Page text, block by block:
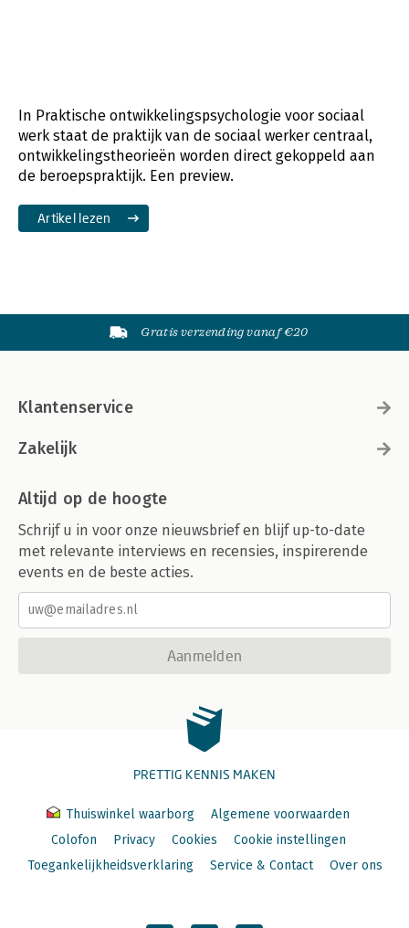
In Praktische ontwikkelingspsychologie voor sociaal
werk staat de praktijk van de sociaal werker centraal,
ontwikkelingstheorieën worden direct gekoppeld aan
de beroepspraktijk. Een preview.
Artikel lezen
Gratis verzending vanaf €20
Klantenservice
Zakelijk
Altijd op de hoogte
Schrijf u in voor onze nieuwsbrief en blijf up-to-date
met relevante interviews en recensies, inspirerende
events en de beste acties.
Aanmelden
PRETTIG KENNIS MAKEN
Thuiswinkel waarborg
Algemene voorwaarden
Colofon
Privacy Cookies
Cookie instellingen
Toegankelijkheidsverklaring
Service & Contact Over ons